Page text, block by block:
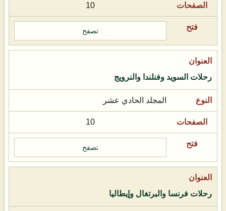
10
تصفح
رحلات السويد وفنلندا والنرويج
المجلد الحادي عشر
10
تصفح
رحلات فرنسا والبرتغال وإيطاليا